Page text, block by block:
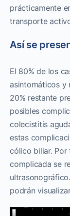
prácticamente
transporte
Así se
El 80% de los
asintomáticos y
20% restante
posibles
colecistitis
estas
cólico biliar.
complicada se
podrán